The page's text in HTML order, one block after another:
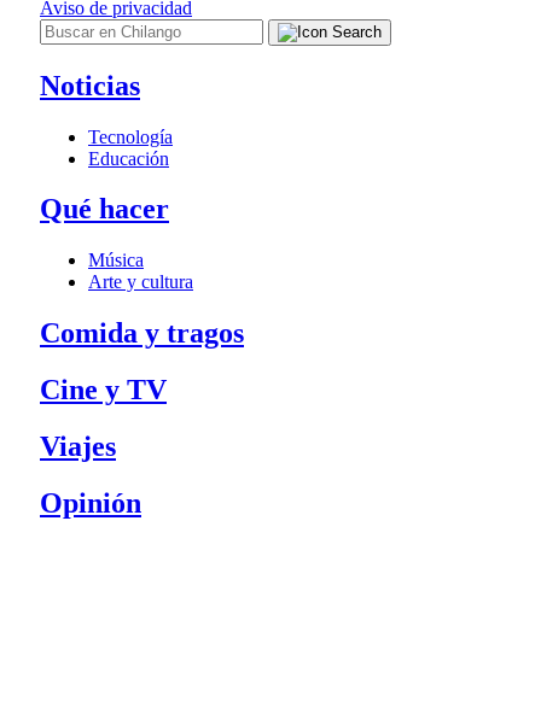
Aviso de privacidad
Noticias
Tecnología
Educación
Qué hacer
Música
Arte y cultura
Comida y tragos
Cine y TV
Viajes
Opinión